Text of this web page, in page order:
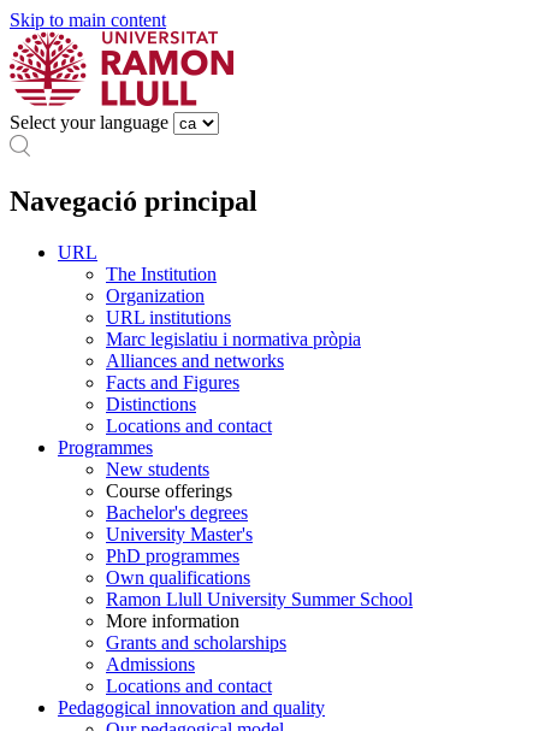
Skip to main content
Select your language
Navegació principal
URL
The Institution
Organization
URL institutions
Marc legislatiu i normativa pròpia
Alliances and networks
Facts and Figures
Distinctions
Locations and contact
Programmes
New students
Course offerings
Bachelor's degrees
University Master's
PhD programmes
Own qualifications
Ramon Llull University Summer School
More information
Grants and scholarships
Admissions
Locations and contact
Pedagogical innovation and quality